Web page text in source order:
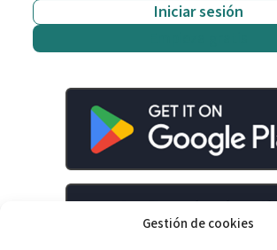
Gestión de cookies
Iniciar sesión